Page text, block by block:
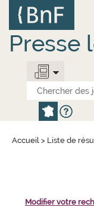
contenu
principal
Presse
Accueil > Liste de
Modifier votre
Panneau de gestion des